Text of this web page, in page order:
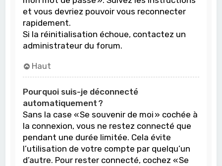
et vous devriez pouvoir vous reconnecter
rapidement.
Si la réinitialisation échoue, contactez un
administrateur du forum.
Haut
Pourquoi suis-je déconnecté
automatiquement ?
Sans la case « Se souvenir de moi » cochée à
la connexion, vous ne restez connecté que
pendant une durée limitée. Cela évite
l’utilisation de votre compte par quelqu’un
d’autre. Pour rester connecté, cochez « Se